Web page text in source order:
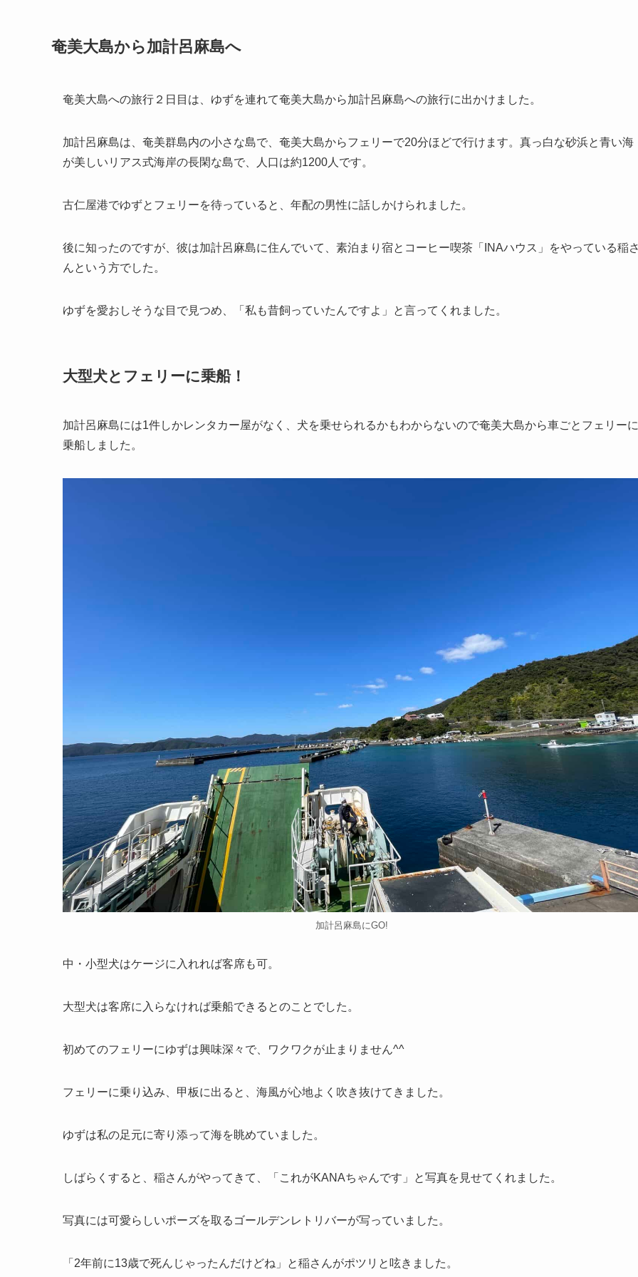
奄美大島から加計呂麻島へ
奄美大島への旅行２日目は、ゆずを連れて奄美大島から加計呂麻島への旅行に出かけました。
加計呂麻島は、奄美群島内の小さな島で、奄美大島からフェリーで20分ほどで行けます。真っ白な砂浜と青い海
が美しいリアス式海岸の長閑な島で、人口は約1200人です。
古仁屋港でゆずとフェリーを待っていると、年配の男性に話しかけられました。
後に知ったのですが、彼は加計呂麻島に住んでいて、素泊まり宿とコーヒー喫茶「INAハウス」をやっている稲
んという方でした。
ゆずを愛おしそうな目で見つめ、「私も昔飼っていたんですよ」と言ってくれました。
大型犬とフェリーに乗船！
加計呂麻島には1件しかレンタカー屋がなく、犬を乗せられるかもわからないので奄美大島から車ごとフェリーに
乗船しました。
加計呂麻島にGO!
中・小型犬はケージに入れれば客席も可。
大型犬は客席に入らなければ乗船できるとのことでした。
初めてのフェリーにゆずは興味深々で、ワクワクが止まりません^^
フェリーに乗り込み、甲板に出ると、海風が心地よく吹き抜けてきました。
ゆずは私の足元に寄り添って海を眺めていました。
しばらくすると、稲さんがやってきて、「これがKANAちゃんです」と写真を見せてくれました。
写真には可愛らしいポーズを取るゴールデンレトリバーが写っていました。
「2年前に13歳で死んじゃったんだけどね」と稲さんがポツリと呟きました。